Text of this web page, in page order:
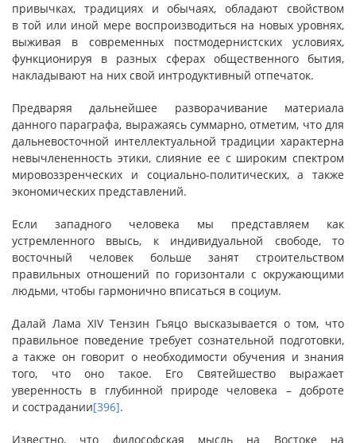
привычках, традициях и обычаях, обладают свойством
в той или иной мере воспроизводиться на новых уровнях,
выживая в современных постмодернистских условиях,
функционируя в разных сферах общественного бытия,
накладывают на них свой интродуктивный отпечаток.
Предваряя дальнейшее разворачивание материала
данного параграфа, выражаясь суммарно, отметим, что для
дальневосточной интеллектуальной традиции характерна
невычлененность этики, слияние ее с широким спектром
мировоззренческих и социально-политических, а также
экономических представлений.
Если западного человека мы представляем как
устремленного ввысь, к индивидуальной свободе, то
восточный человек больше занят строительством
правильных отношений по горизонтали с окружающими
людьми, чтобы гармонично вписаться в социум.
Далай Лама XIV Тензин Гьяцо высказывается о том, что
правильное поведение требует сознательной подготовки,
а также он говорит о необходимости обучения и знания
того, что оно такое. Его Святейшество выражает
уверенность в глубинной природе человека – доброте
и сострадании[396].
Известно, что философская мысль на Востоке на